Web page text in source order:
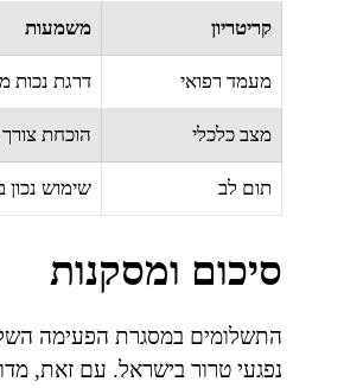
קריטריון משמעות
מעמד רפואי דרגת נכות
מצב כלכלי הוכחת
תום לב שימוש
סיכום ומסקנות
התשלומים במסגרת הפעימה
נפגעי טרור בישראל. עם זאת,